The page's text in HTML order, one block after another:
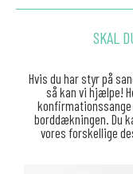
SKAL
Hvis du har styr på
så kan vi hjælpe!
borddækningen. Du
vores forskellige